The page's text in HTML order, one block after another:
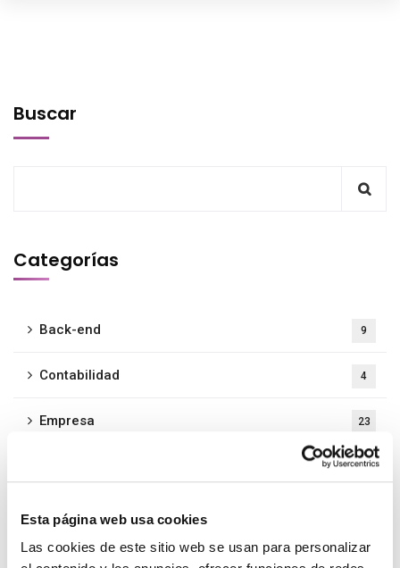
Esta página web usa cookies
Las cookies de este sitio web se usan para personalizar
Buscar
Categorías
Back-end 9
Contabilidad 4
Empresa 23
1
Formación
Front-end